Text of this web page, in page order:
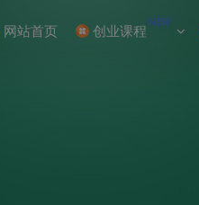
网站首页 创业课程 NEW